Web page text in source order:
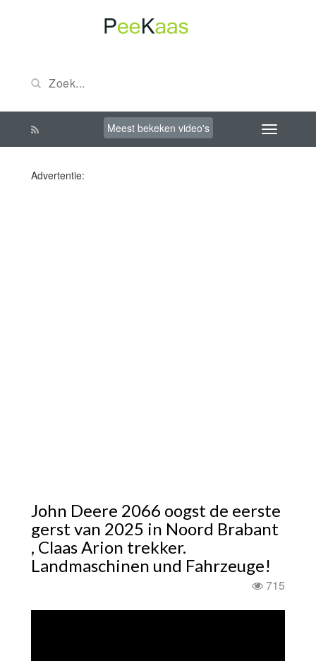
Meest bekeken video's
Advertentie:
John Deere 2066 oogst de eerste
gerst van 2025 in Noord Brabant
, Claas Arion trekker.
Landmaschinen und Fahrzeuge!
715